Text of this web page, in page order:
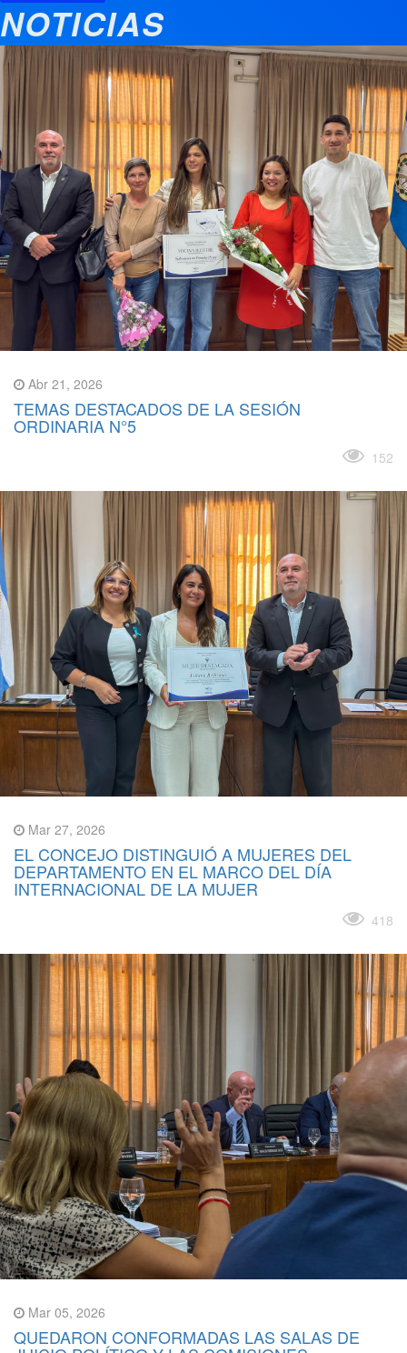
NOTICIAS
Abr 21, 2026
TEMAS DESTACADOS DE LA SESIÓN
ORDINARIA N°5
152
Mar 27, 2026
EL CONCEJO DISTINGUIÓ A MUJERES DEL
DEPARTAMENTO EN EL MARCO DEL DÍA
INTERNACIONAL DE LA MUJER
418
Mar 05, 2026
QUEDARON CONFORMADAS LAS SALAS DE